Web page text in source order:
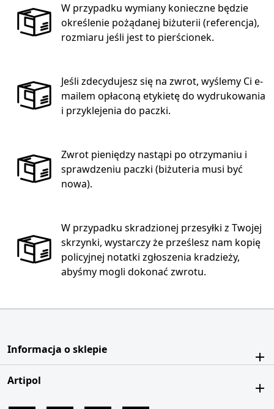
W przypadku wymiany konieczne będzie
określenie pożądanej biżuterii (referencja),
rozmiaru jeśli jest to pierścionek.
Jeśli zdecydujesz się na zwrot, wyślemy Ci e-
mailem opłaconą etykietę do wydrukowania
i przyklejenia do paczki.
Zwrot pieniędzy nastąpi po otrzymaniu i
sprawdzeniu paczki (biżuteria musi być
nowa).
W przypadku skradzionej przesyłki z Twojej
skrzynki, wystarczy że prześlesz nam kopię
policyjnej notatki zgłoszenia kradzieży,
abyśmy mogli dokonać zwrotu.
Informacja o sklepie
Artipol